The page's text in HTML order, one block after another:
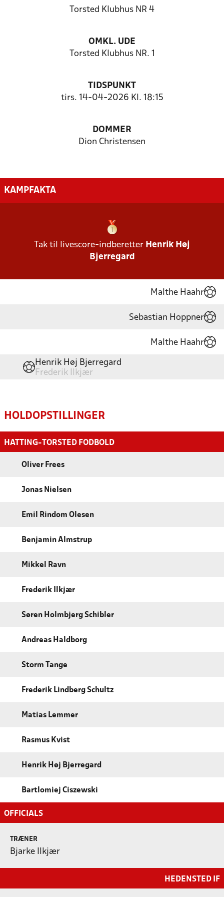
Torsted Klubhus NR 4
OMKL. UDE
Torsted Klubhus NR. 1
TIDSPUNKT
tirs. 14-04-2026 Kl. 18:15
DOMMER
Dion Christensen
KAMPFAKTA
Tak til livescore-indberetter Henrik Høj
Bjerregard
Malthe Haahr
Sebastian Hoppner
Malthe Haahr
Henrik Høj Bjerregard
Frederik Ilkjær
HOLDOPSTILLINGER
HATTING-TORSTED FODBOLD
Oliver Frees
Jonas Nielsen
Emil Rindom Olesen
Benjamin Almstrup
Mikkel Ravn
Frederik Ilkjær
Søren Holmbjerg Schibler
Andreas Haldborg
Storm Tange
Frederik Lindberg Schultz
Matias Lemmer
Rasmus Kvist
Henrik Høj Bjerregard
Bartlomiej Ciszewski
OFFICIALS
TRÆNER
Bjarke Ilkjær
HEDENSTED IF